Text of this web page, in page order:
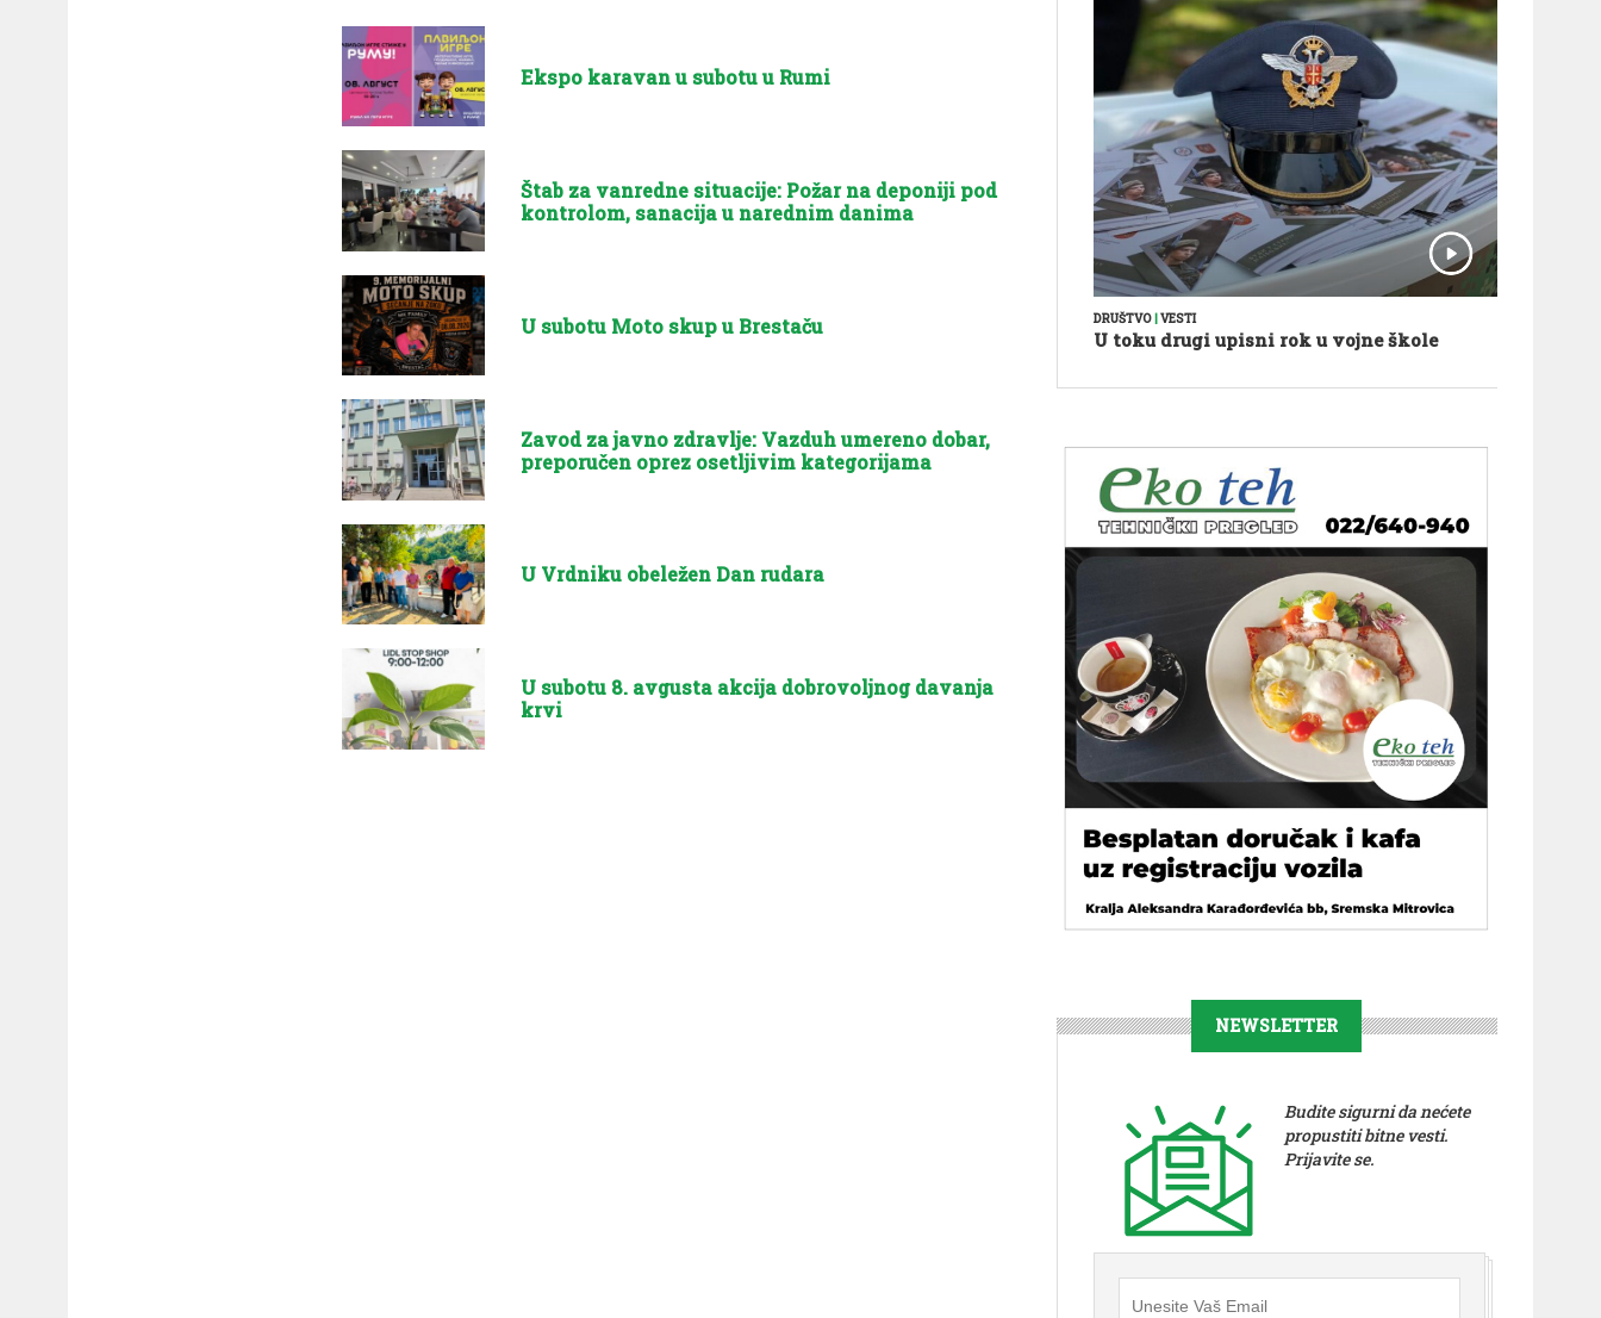
Ekspo karavan u subotu u Rumi
Štab za vanredne situacije: Požar na deponiji pod
kontrolom, sanacija u narednim danima
U subotu Moto skup u Brestaču
Zavod za javno zdravlje: Vazduh umereno dobar,
preporučen oprez osetljivim kategorijama
U Vrdniku obeležen Dan rudara
U subotu 8. avgusta akcija dobrovoljnog davanja
krvi
DRUŠTVO VESTI
U toku drugi upisni rok u vojne škole
NEWSLETTER
Budite sigurni da nećete
propustiti bitne vesti.
Prijavite se.